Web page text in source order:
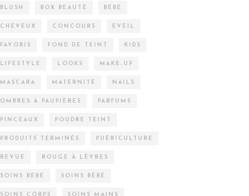
BLUSH BOX BEAUTÉ BÉBÉ
CHEVEUX CONCOURS EVEIL
FAVORIS FOND DE TEINT KIDS
LIFESTYLE LOOKS MAKE-UP
MASCARA MATERNITÉ NAILS
OMBRES À PAUPIÈRES PARFUMS
PINCEAUX POUDRE TEINT
PRODUITS TERMINÉS PUÉRICULTURE
REVUE ROUGE À LÈVRES
SOINS BÉBÉ SOINS BÉBÉ
SOINS CORPS SOINS MAINS